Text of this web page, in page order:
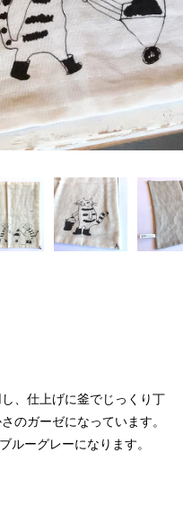
、仕上げに釜でじっくり丁
のガーゼになっています。
ルーグレーになります。